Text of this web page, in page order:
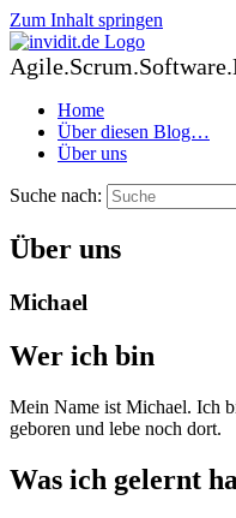
Zum Inhalt springen
Home
Über diesen Blog…
Über uns
Suche nach:
Über uns
Michael
Wer ich bin
Mein Name ist Michael. Ich
geboren und lebe noch dort.
Was ich gelernt